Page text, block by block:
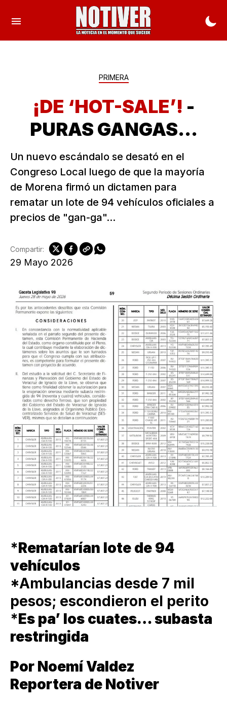
PRIMERA
¡DE ‘HOT-SALE’! -
PURAS GANGAS...
Un nuevo escándalo se desató en el
Congreso Local luego de que la mayoría
de Morena firmó un dictamen para
rematar un lote de 94 vehículos oficiales a
precios de "gan-ga"...
29 Mayo 2026
Compartir:
*Rematarían lote de 94
vehículos
*Ambulancias desde 7 mil
pesos; escondieron el perito
*Es pa’ los cuates… subasta
restringida
Por Noemí Valdez
Reportera de Notiver